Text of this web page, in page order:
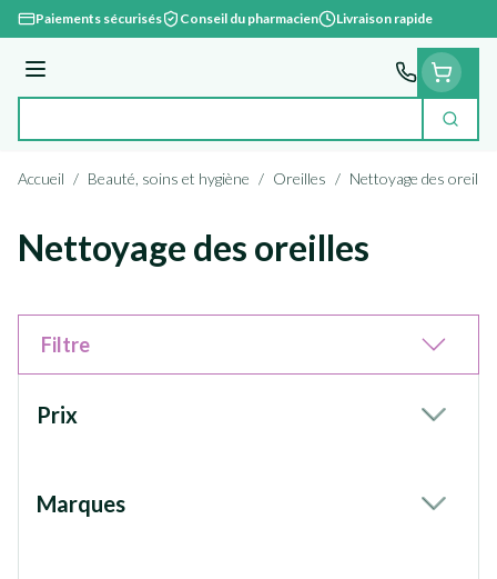
Aller au contenu
Paiements sécurisés Conseil du pharmacien Livraison rapide
Menu
Accueil / Beauté, soins et hygiène / Oreilles / Nettoyage des oreilles
Nettoyage des oreilles
Filtre
Prix
Marques